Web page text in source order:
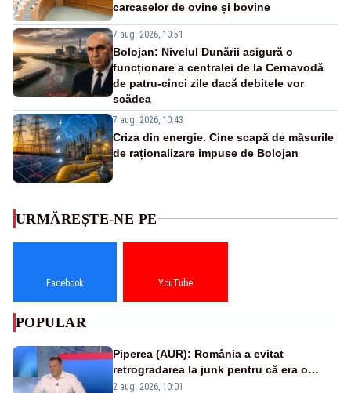
carcaselor de ovine și bovine
7 aug. 2026, 10:51
Bolojan: Nivelul Dunării asigură o
funcționare a centralei de la Cernavodă
de patru-cinci zile dacă debitele vor
scădea
7 aug. 2026, 10:43
Criza din energie. Cine scapă de măsurile
de raționalizare impuse de Bolojan
URMĂREȘTE-NE PE
Facebook YouTube
POPULAR
Piperea (AUR): România a evitat
retrogradarea la junk pentru că era o
catastrofă pentru bănci și fondurile de
2 aug. 2026, 10:01